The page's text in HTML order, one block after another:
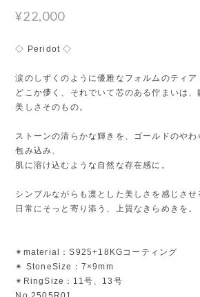
¥22,000
◇ Peridot ◇
涙のしずくのように優雅なフォルムのティア
どこか儚く、それでいて芯のある佇まいは
美しさそのもの。
ストーンの清らかな輝きを、ゴールドのやわ
包み込み、
肌に溶け込むような自然な存在感に。
シンプルながらも凛とした美しさを感じさせ
日常にそっと寄り添う、上質なきらめきを。
✴︎material：S925+18KGコーティング
✴︎ StoneSize：7×9mm
✴︎RingSize：11号、13号